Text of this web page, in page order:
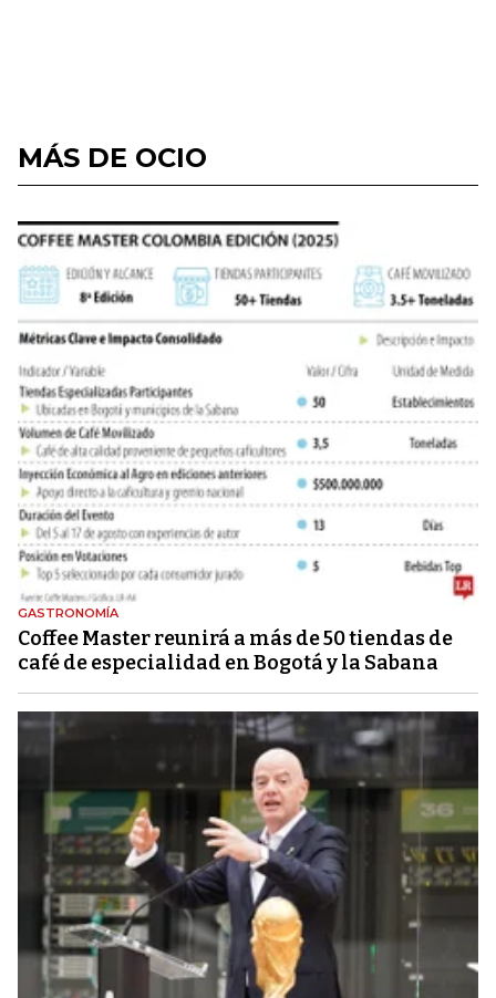
MÁS DE OCIO
GASTRONOMÍA
Coffee Master reunirá a más de 50 tiendas de
café de especialidad en Bogotá y la Sabana